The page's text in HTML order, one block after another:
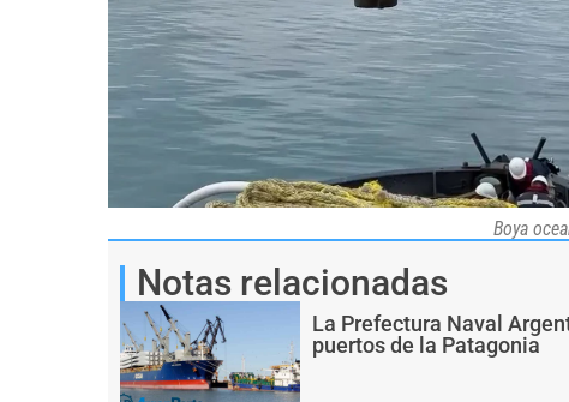
Boya
Notas relacionadas
La Prefectura Naval
puertos de la Patagonia